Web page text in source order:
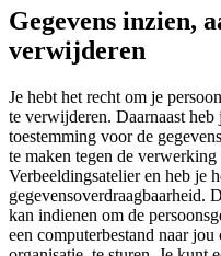
Gegevens inzien,
verwijderen
Je hebt het recht om je
te verwijderen. Daarnaast
toestemming voor de
te maken tegen de
Verbeeldingsatelier en heb je
gegevensoverdraagbaarheid.
kan indienen om de
een computerbestand naar